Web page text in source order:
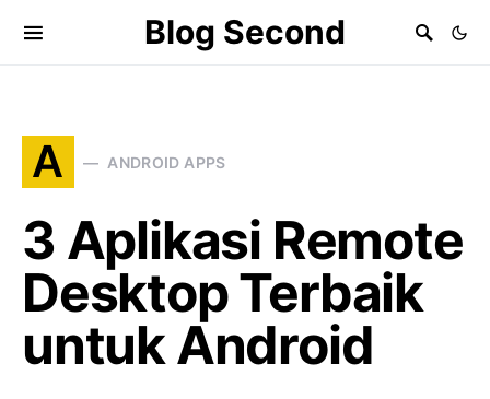
Blog Second
A ANDROID APPS
3 Aplikasi Remote
Desktop Terbaik
untuk Android